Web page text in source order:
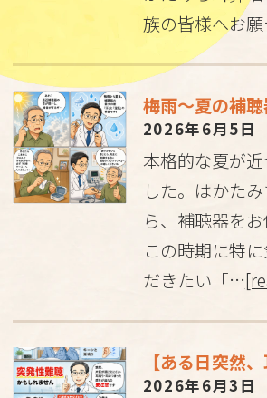
族の皆様へお
2026年6月5日
本格的な夏が
した。はかた
ら、補聴器をお
この時期に特
だきたい「…
2026年6月3日